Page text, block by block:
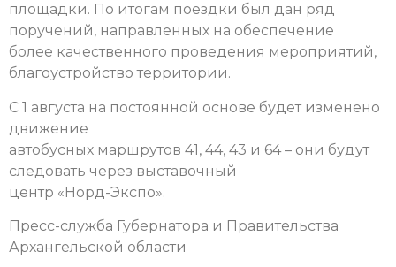
площадки. По итогам поездки был дан ряд
поручений, направленных на обеспечение
более качественного проведения мероприятий,
благоустройство территории.
С 1 августа на постоянной основе будет изменено
движение
автобусных маршрутов 41, 44, 43 и 64 – они будут
следовать через выставочный
центр «Норд-Экспо».
Пресс-служба Губернатора и Правительства
Архангельской области